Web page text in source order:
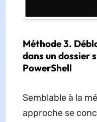
Méthode 3.
dans un dossier
PowerShell
Semblable à la
approche se